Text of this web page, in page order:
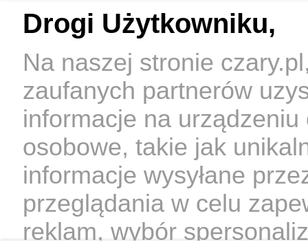
Drogi Użytkowniku,
Na naszej stronie
zaufanych partnerów
informacje na
osobowe, takie jak
informacje wysyłane
przeglądania w celu
reklam, wybór